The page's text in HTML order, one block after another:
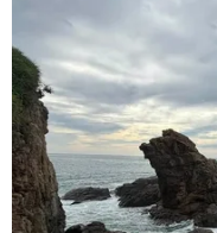
Tân Phú vừa xảy ra
Ngày 18/8, Đoàn
về phòng, chống
Giáo dục và Đào
Trưởng đoàn đã